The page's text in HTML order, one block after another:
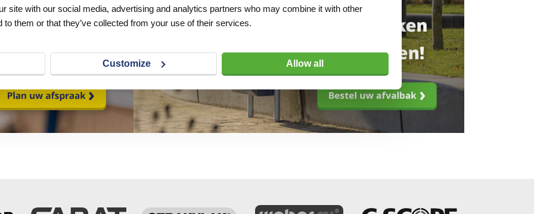
site with our social media, advertising and analytics partners who may combine it with other
to them or that they’ve collected from your use of their services.
Customize Allow all